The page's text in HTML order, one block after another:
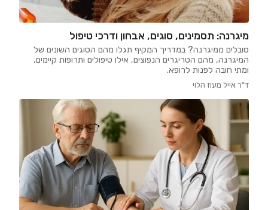
מיגרנה: תסמינים, סוגים, אבחון ודרכי טיפול
סובלים ממיגרנה? במדריך המקיף תגלו מהם הסוגים השונים של
המיגרנה, מהם הטריגרים הנפוצים, אילו טיפולים ותרופות קיימים,
ומתי חובה לפנות לרופא.
ד"ר אייל מעוז הלוי